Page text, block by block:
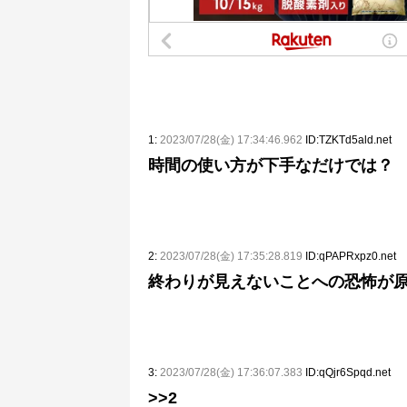
1: 2023/07/28(金) 17:34:46.962 ID:TZKTd5ald.net
時間の使い方が下手なだけでは？
2: 2023/07/28(金) 17:35:28.819 ID:qPAPRxpz0.net
終わりが見えないことへの恐怖が
3: 2023/07/28(金) 17:36:07.383 ID:qQjr6Spqd.net
>>2